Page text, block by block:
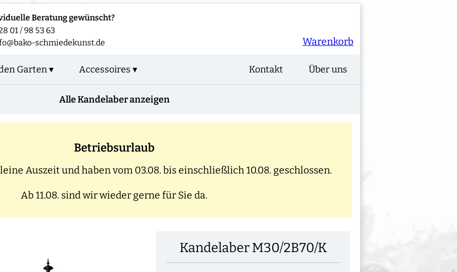
Beratung gewünscht?
01 / 98 53 63
schmiedekunst.de
Warenkorb
Garten ▾ Accessoires ▾ Über uns
Kontakt
Alle Kandelaber anzeigen
Betriebsurlaub
Auszeit und haben vom 03.08. bis einschließlich 10.08. geschlossen.
Ab 11.08. sind wir wieder gerne für Sie da.
Kandelaber M30/2B70/K